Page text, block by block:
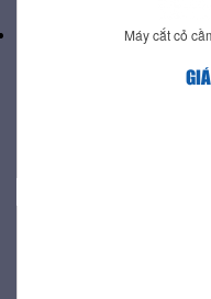
Máy cắt cỏ